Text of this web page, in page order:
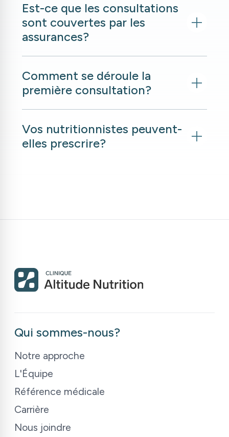
Est-ce que les consultations
sont couvertes par les
assurances?
Comment se déroule la
première consultation?
Vos nutritionnistes peuvent-
elles prescrire?
Qui sommes-nous?
Notre approche
L'Équipe
Référence médicale
Carrière
Nous joindre